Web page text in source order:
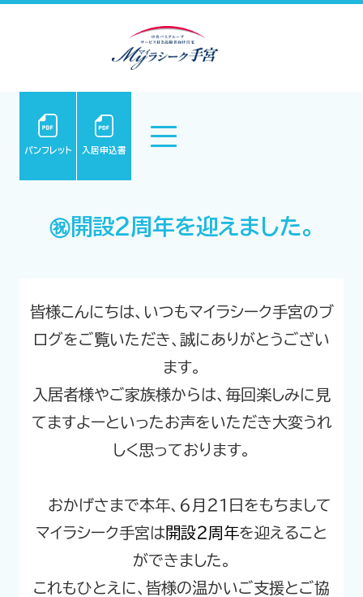
パンフレット 入居申込書
㊗️開設2周年を迎えました。
皆様こんにちは、いつもマイラシーク手宮のブ
ログをご覧いただき、誠にありがとうござい
ます。
入居者様やご家族様からは、毎回楽しみに見
てますよーといったお声をいただき大変うれ
しく思っております。
おかげさまで本年、６月２１日 をもちまして
マイラシーク手宮は 開設２周年を迎えること
ができました。
これもひとえに、皆様の温かいご支援とご協